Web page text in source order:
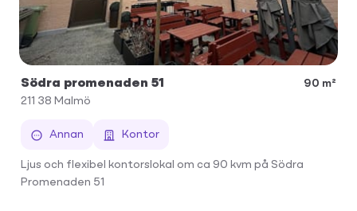
Södra promenaden 51
90 m²
211 38 Malmö
Annan Kontor
Ljus och flexibel kontorslokal om ca 90 kvm på Södra
Promenaden 51